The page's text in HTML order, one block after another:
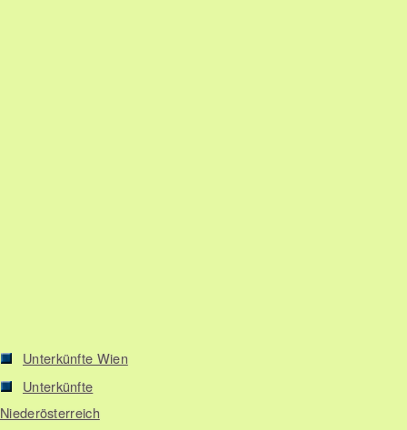
Unterkünfte Wien
Unterkünfte
Niederösterreich